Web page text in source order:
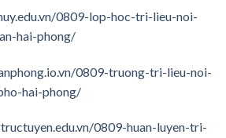
0809-lop-hoc-tri-lieu-noi-
hai-phong/
0809-truong-tri-lieu-noi-
hai-phong/
0809-huan-luyen-tri-